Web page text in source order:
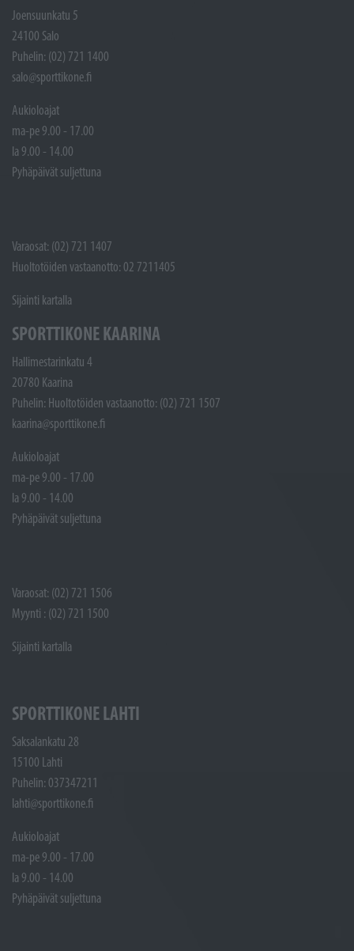
Joensuunkatu 5
24100 Salo
Puhelin: (02) 721 1400
salo@sporttikone.fi
Aukioloajat
ma-pe 9.00 - 17.00
la 9.00 - 14.00
Pyhäpäivät suljettuna
Varaosat: (02) 721 1407
Huoltotöiden vastaanotto: 02 7211405
Sijainti kartalla
SPORTTIKONE KAARINA
Hallimestarinkatu 4
20780 Kaarina
Puhelin: Huoltotöiden vastaanotto: (02) 721 1507
kaarina@sporttikone.fi
Aukioloajat
ma-pe 9.00 - 17.00
la 9.00 - 14.00
Pyhäpäivät suljettuna
Varaosat: (02) 721 1506
Myynti : (02) 721 1500
Sijainti kartalla
SPORTTIKONE LAHTI
Saksalankatu 28
15100 Lahti
Puhelin: 037347211
lahti@sporttikone.fi
Aukioloajat
ma-pe 9.00 - 17.00
la 9.00 - 14.00
Pyhäpäivät suljettuna